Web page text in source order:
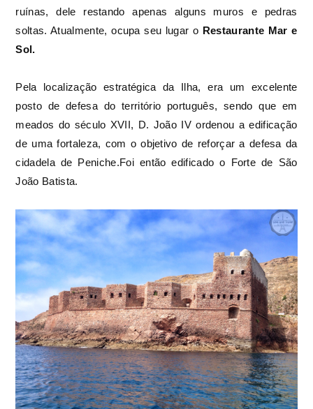
ruínas, dele restando apenas alguns muros e pedras
soltas. Atualmente, ocupa seu lugar o Restaurante Mar e
Sol.
Pela localização estratégica da Ilha, era um excelente
posto de defesa do território português, sendo que em
meados do século XVII, D. João IV ordenou a edificação
de uma fortaleza, com o objetivo de reforçar a defesa da
cidadela de Peniche.Foi então edificado o Forte de São
João Batista.